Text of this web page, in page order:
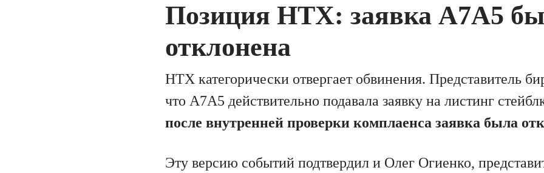
Позиция HTX: заявка A7A5
отклонена
HTX категорически отвергает обвинения. Представитель
что A7A5 действительно подавала заявку на листинг
после внутренней проверки комплаенса заявка была
Эту версию событий подтвердил и Олег Огиенко,